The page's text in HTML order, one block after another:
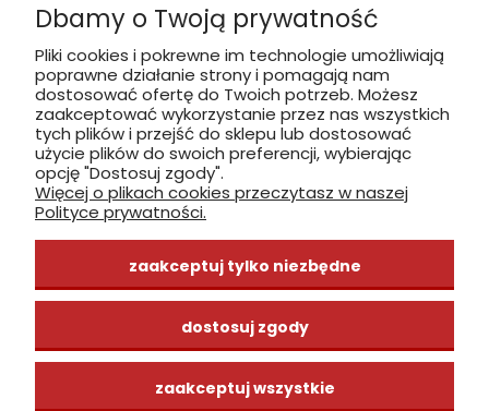
Płatność: gotówka, karta, BLIK
zobacz, jak dojechać
INFORMACJE
ZAKUPY
CENTRUM WIEDZY
Dbamy o Twoją prywatność
Pliki cookies i pokrewne im technologie umożliwiają
poprawne działanie strony i pomagają nam
dostosować ofertę do Twoich potrzeb. Możesz
zaakceptować wykorzystanie przez nas wszystkich
tych plików i przejść do sklepu lub dostosować
użycie plików do swoich preferencji, wybierając
opcję "Dostosuj zgody".
Więcej o plikach cookies przeczytasz w naszej
Polityce prywatności.
zaakceptuj tylko niezbędne
dostosuj zgody
zaakceptuj wszystkie